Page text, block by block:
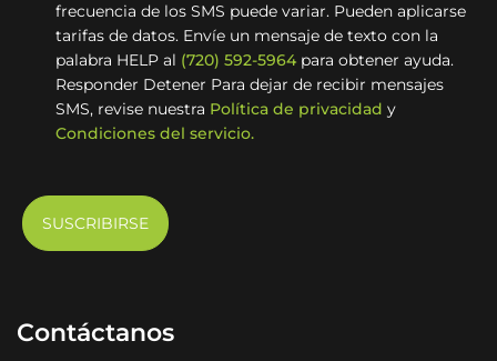
frecuencia de los SMS puede variar. Pueden aplicarse
tarifas de datos. Envíe un mensaje de texto con la
palabra HELP al (720) 592-5964 para obtener ayuda.
Responder Detener Para dejar de recibir mensajes
SMS, revise nuestra Política de privacidad y
Condiciones del servicio.
Contáctanos